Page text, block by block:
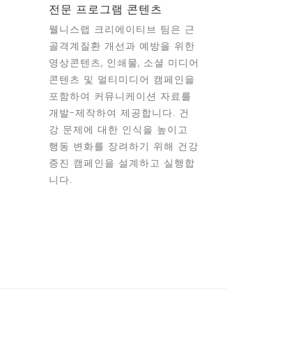
전문 프로그램 콘텐츠
웰니스랩 크리에이티브 팀은 근
골격계질환 개선과 예방을 위한
영상콘텐츠, 인쇄물, 소셜 미디어
콘텐츠 및 멀티미디어 캠페인을
포함하여 커뮤니케이션 자료를
개발-제작하여 제공합니다. 건
강 문제에 대한 인식을 높이고
행동 변화를 장려하기 위해 건강
증진 캠페인을 설계하고 실행합
니다.